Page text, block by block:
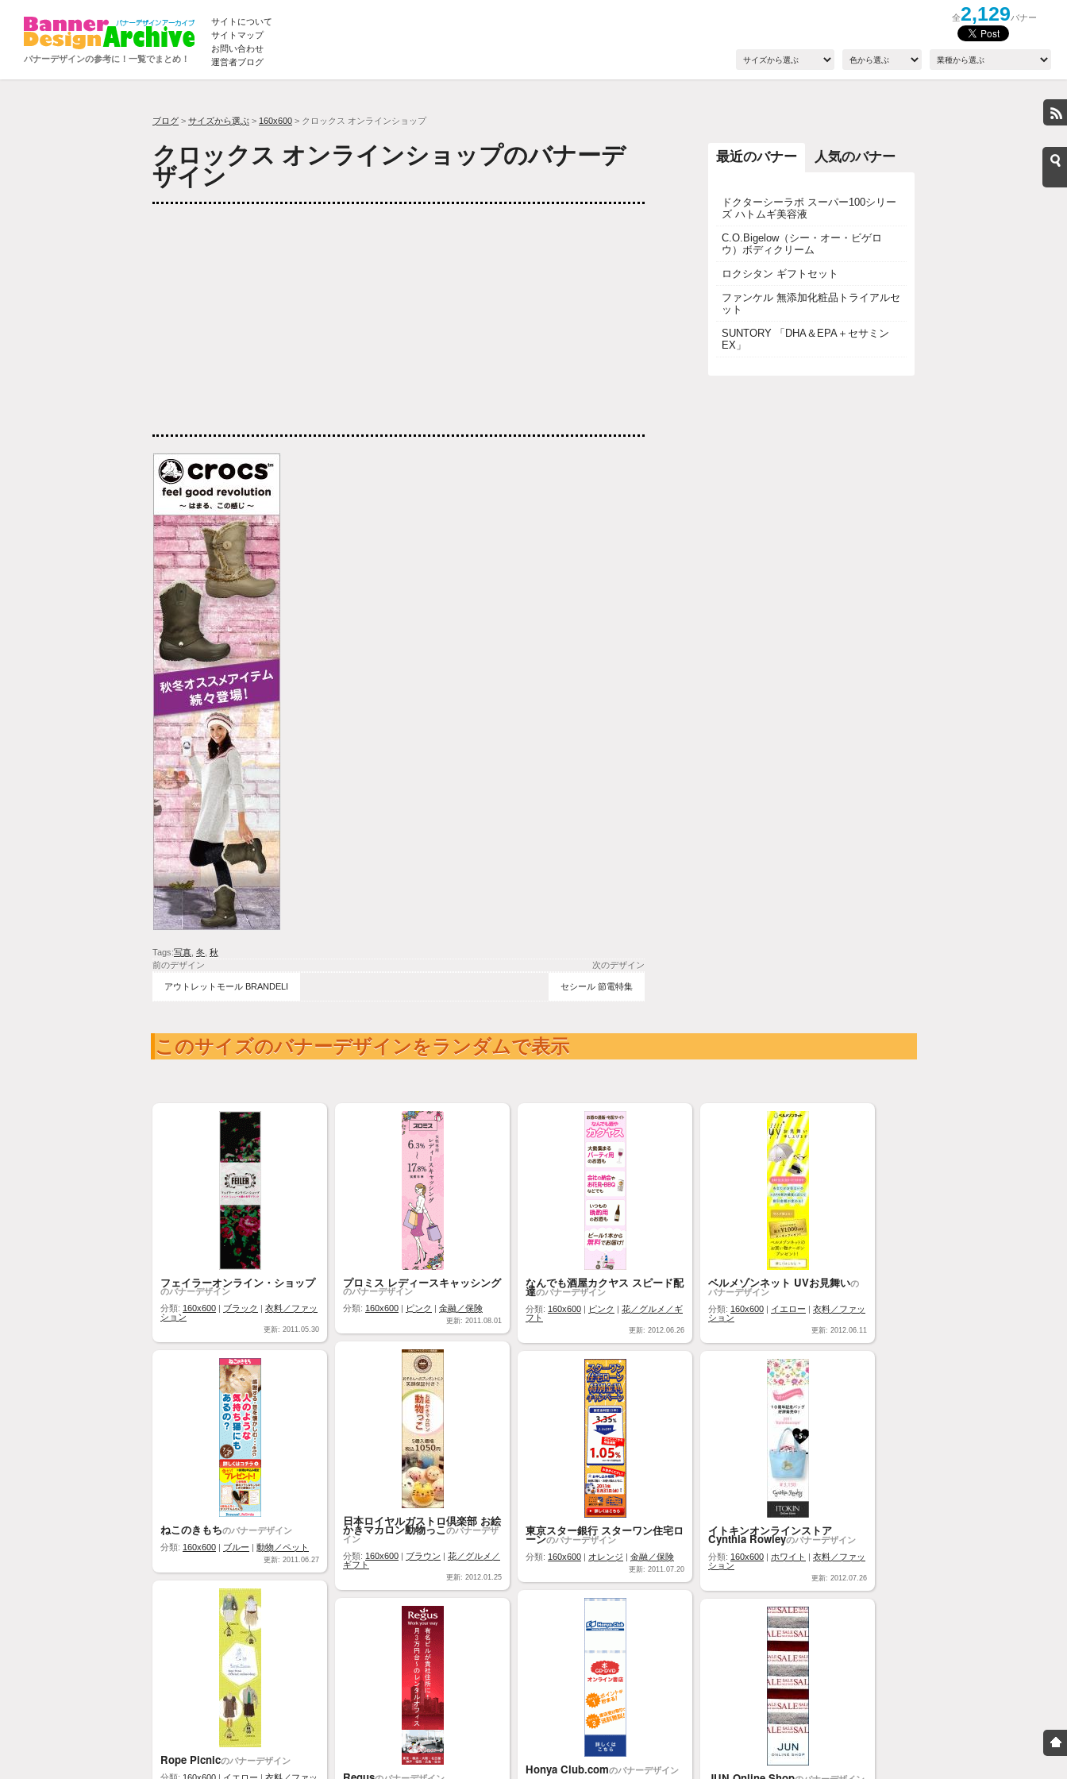
バナーデザインの参考に！一覧でまとめ！
サイトについて
サイトマップ
お問い合わせ
運営者ブログ
全2,129バナー
ブログ > サイズから選ぶ > 160x600 > クロックス オンラインショップ
クロックス オンラインショップのバナーデ
ザイン
Tags:写真 冬 秋
前のデザイン
次のデザイン
アウトレットモール BRANDELI セシール 節電特集
最近のバナー 人気のバナー
ドクターシーラボ スーパー100シリー
ズ ハトムギ美容液
C.O.Bigelow（シー・オー・ビゲロ
ウ）ボディクリーム
ロクシタン ギフトセット
ファンケル 無添加化粧品トライアルセ
ット
SUNTORY 「DHA＆EPA＋セサミン
EX」
このサイズのバナーデザインをランダムで表示
フェイラーオンライン・ショップ
のバナーデザイン
分類: 160x600 | ブラック | 衣料／ファッ
ション
更新: 2011.05.30
プロミス レディースキャッシング
のバナーデザイン
分類: 160x600 | ピンク | 金融／保険
更新: 2011.08.01
なんでも酒屋カクヤス スピード配
達のバナーデザイン
分類: 160x600 | ピンク | 花／グルメ／ギ
フト
更新: 2012.06.26
ベルメゾンネット UVお見舞いの
バナーデザイン
分類: 160x600 | イエロー | 衣料／ファッ
ション
更新: 2012.06.11
日本ロイヤルガストロ倶楽部 お絵
かきマカロン動物っこのバナーデザ
イン
分類: 160x600 | ブラウン | 花／グルメ／
ギフト
更新: 2012.01.25
ねこのきもちのバナーデザイン
分類: 160x600 | ブルー | 動物／ペット
更新: 2011.06.27
東京スター銀行 スターワン住宅ロ
ーンのバナーデザイン
分類: 160x600 | オレンジ | 金融／保険
更新: 2011.07.20
イトキンオンラインストア
Cynthia Rowleyのバナーデザイン
分類: 160x600 | ホワイト | 衣料／ファッ
ション
更新: 2012.07.26
Rope Picnicのバナーデザイン
Honya Club.comのバナーデザイン